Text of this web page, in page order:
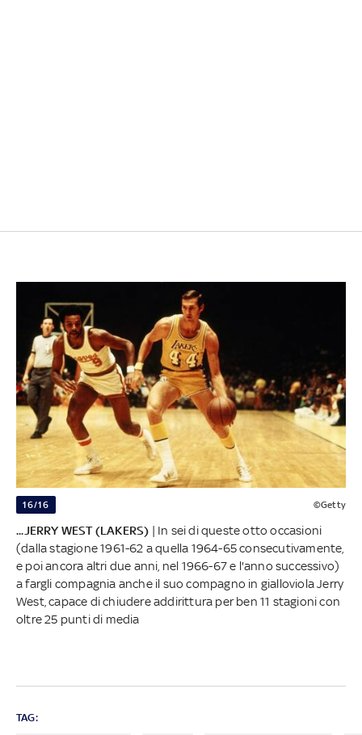
16/16 ©Getty
...JERRY WEST (LAKERS) | In sei di queste otto occasioni
(dalla stagione 1961-62 a quella 1964-65 consecutivamente,
e poi ancora altri due anni, nel 1966-67 e l'anno successivo)
a fargli compagnia anche il suo compagno in gialloviola Jerry
West, capace di chiudere addirittura per ben 11 stagioni con
oltre 25 punti di media
TAG: